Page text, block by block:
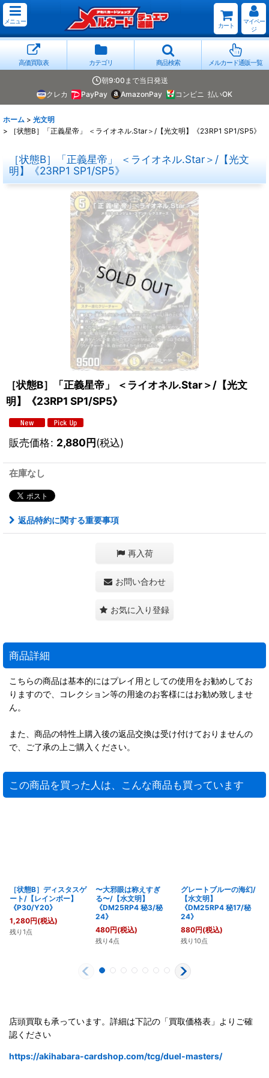
メニュー
カート
マイペー
ジ
高価買取表 カテゴリ 商品検索 メルカード通販一覧
朝9:00まで当日発送
クレカ
PayPay AmazonPay コンビニ 払いOK
ホーム > 光文明
>
［状態B］「正義星帝」 ＜ライオネル.Star＞/【光文明】《23RP1 SP1/SP5》
［状態B］「正義星帝」 ＜ライオネル.Star＞/【光文
明】《23RP1 SP1/SP5》
［状態B］「正義星帝」 ＜ライオネル.Star＞/【光文
明】《23RP1 SP1/SP5》
販売価格: 2,880円(税込)
在庫なし
返品特約に関する重要事項
再入荷
お問い合わせ
お気に入り登録
商品詳細
こちらの商品は基本的にはプレイ用としての使用をお勧めしてお
りますので、コレクション等の用途のお客様にはお勧め致しませ
ん。
また、商品の特性上購入後の返品交換は受け付けておりませんの
で、ご了承の上ご購入ください。
この商品を買った人は、こんな商品も買っています
［状態B］ディスタスゲ
ート/【レインボー】
《P30/Y20》
1,280円(税込)
残り1点
〜大邪眼は称えすぎ
る〜/【水文明】
《DM25RP4 秘3/秘
24》
480円(税込)
残り4点
グレートブルーの海幻/
【水文明】
《DM25RP4 秘17/秘
24》
880円(税込)
残り10点
店頭買取も承っています。詳細は下記の「買取価格表」よりご確
認ください
https://akihabara-cardshop.com/tcg/duel-masters/